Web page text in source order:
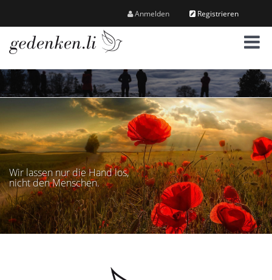
Anmelden Registrieren
M
e
n
ü
Wir lassen nur die Hand los,
nicht den Menschen.